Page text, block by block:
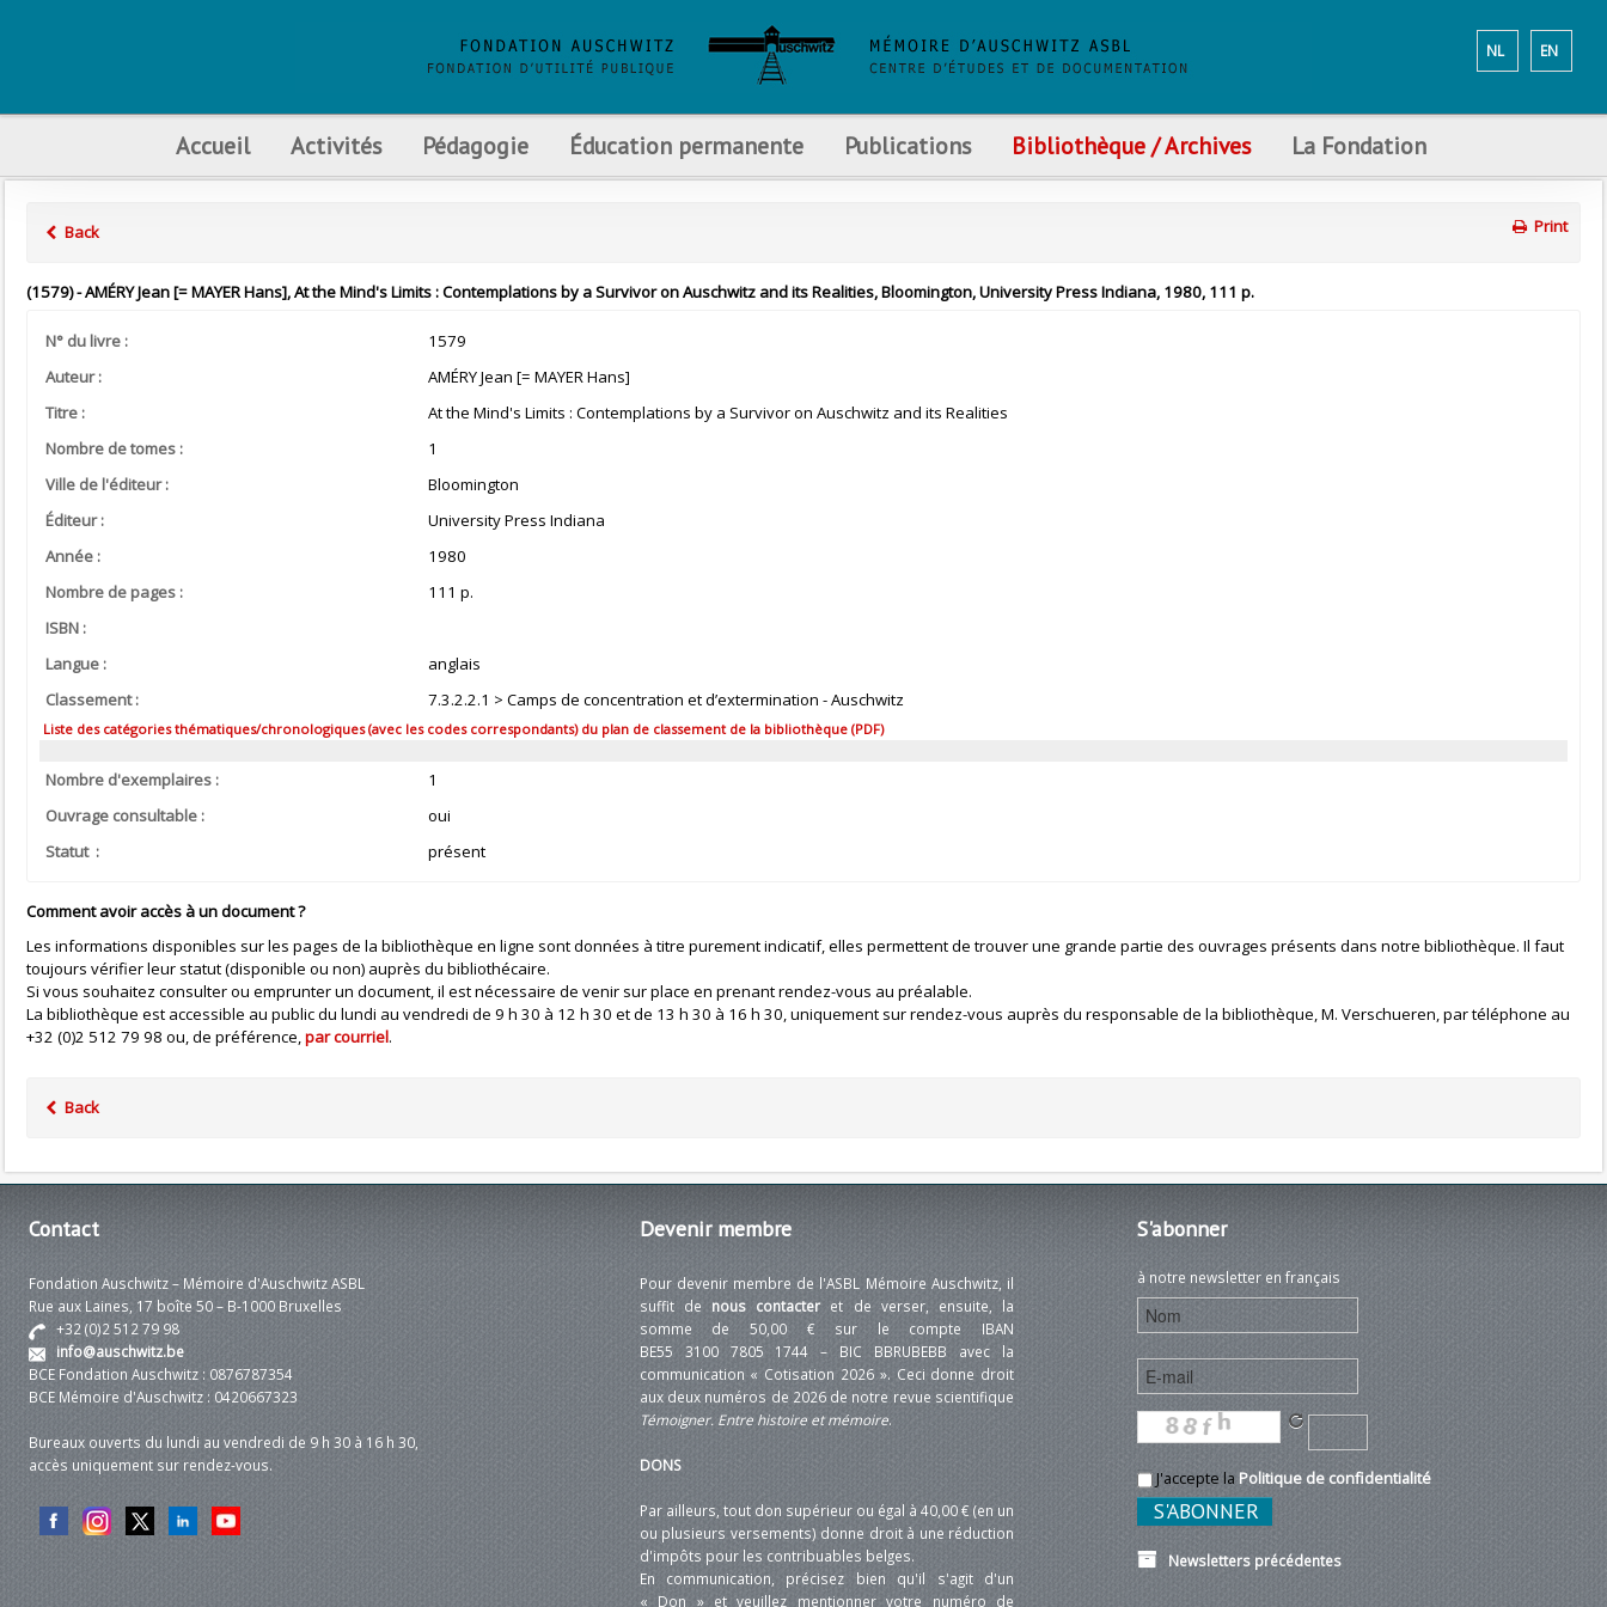
EN
NL
Accueil Activités Pédagogie Éducation permanente Publications Bibliothèque / Archives La Fondation
Back Print
(1579) - AMÉRY Jean [= MAYER Hans], At the Mind's Limits : Contemplations by a Survivor on Auschwitz and its Realities, Bloomington, University Press Indiana, 1980, 111 p.
N° du livre :
1579
Auteur :
AMÉRY Jean [= MAYER Hans]
Titre :
At the Mind's Limits : Contemplations by a Survivor on Auschwitz and its Realities
Nombre de tomes :
1
Ville de l'éditeur :
Bloomington
Éditeur :
University Press Indiana
Année :
1980
Nombre de pages :
111 p.
ISBN :
Langue :
anglais
Classement :
7.3.2.2.1 > Camps de concentration et d’extermination - Auschwitz
Liste des catégories thématiques/chronologiques (avec les codes correspondants) du plan de classement de la bibliothèque (PDF)
Nombre d'exemplaires :
1
Ouvrage consultable :
oui
Statut :
présent
Comment avoir accès à un document ?
Les informations disponibles sur les pages de la bibliothèque en ligne sont données à titre purement indicatif, elles permettent de trouver une grande partie des ouvrages présents dans notre bibliothèque. Il faut
toujours vérifier leur statut (disponible ou non) auprès du bibliothécaire.
Si vous souhaitez consulter ou emprunter un document, il est nécessaire de venir sur place en prenant rendez-vous au préalable.
La bibliothèque est accessible au public du lundi au vendredi de 9 h 30 à 12 h 30 et de 13 h 30 à 16 h 30, uniquement sur rendez-vous auprès du responsable de la bibliothèque, M. Verschueren, par téléphone au
+32 (0)2 512 79 98 ou, de préférence,par courriel.
Back
Contact
Fondation Auschwitz – Mémoire d'Auschwitz ASBL
Rue aux Laines, 17 boîte 50 – B-1000 Bruxelles
+32 (0)2 512 79 98
info@auschwitz.be
BCE Fondation Auschwitz : 0876787354
BCE Mémoire d'Auschwitz : 0420667323
Bureaux ouverts du lundi au vendredi de 9 h 30 à 16 h 30,
accès uniquement sur rendez-vous.
Devenir membre
Pour devenir membre de l'ASBL Mémoire Auschwitz, il
suffit de nous contacteret de verser, ensuite, la
somme de 50,00 € sur le compte IBAN
BE55 3100 7805 1744 – BIC BBRUBEBB avec la
communication « Cotisation 2026 ». Ceci donne droit
aux deux numéros de 2026 de notre revue scientifique
Témoigner. Entre histoire et mémoire.
DONS
Par ailleurs, tout don supérieur ou égal à 40,00 € (en un
ou plusieurs versements) donne droit à une réduction
d'impôts pour les contribuables belges.
En communication, précisez bien qu'il s'agit d'un
« Don » et veuillez mentionner votre numéro de
S'abonner
à notre newsletter en français
J'accepte la Politique de confidentialité
Newsletters précédentes